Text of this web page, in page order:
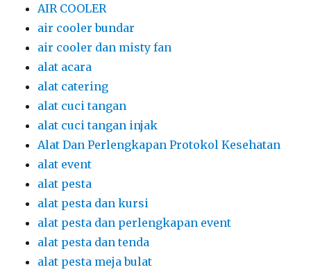
AIR COOLER
air cooler bundar
air cooler dan misty fan
alat acara
alat catering
alat cuci tangan
alat cuci tangan injak
Alat Dan Perlengkapan Protokol Kesehatan
alat event
alat pesta
alat pesta dan kursi
alat pesta dan perlengkapan event
alat pesta dan tenda
alat pesta meja bulat